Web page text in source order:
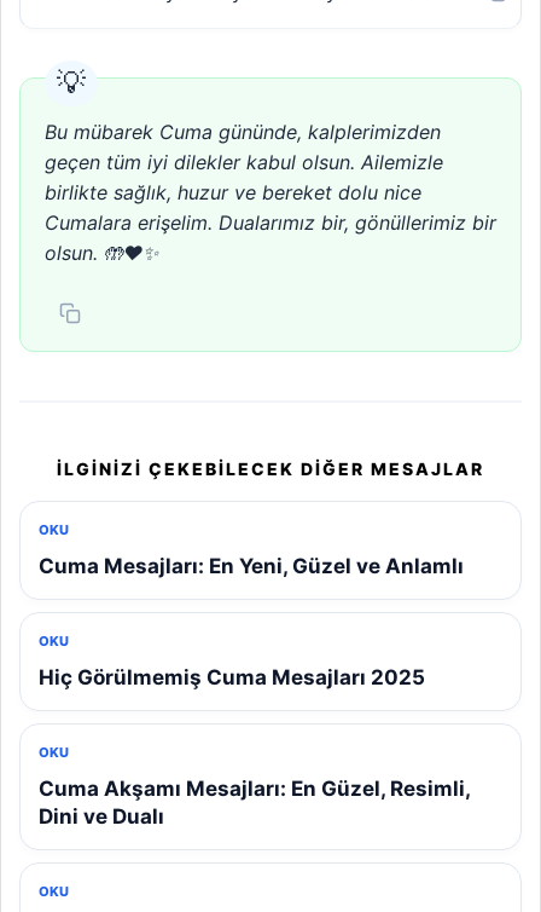
Bu mübarek Cuma gününde, kalplerimizden
geçen tüm iyi dilekler kabul olsun. Ailemizle
birlikte sağlık, huzur ve bereket dolu nice
Cumalara erişelim. Dualarımız bir, gönüllerimiz bir
olsun. 🤲❤️✨
İLGINIZI ÇEKEBILECEK DIĞER MESAJLAR
OKU
Cuma Mesajları: En Yeni, Güzel ve Anlamlı
OKU
Hiç Görülmemiş Cuma Mesajları 2025
OKU
Cuma Akşamı Mesajları: En Güzel, Resimli,
Dini ve Dualı
OKU